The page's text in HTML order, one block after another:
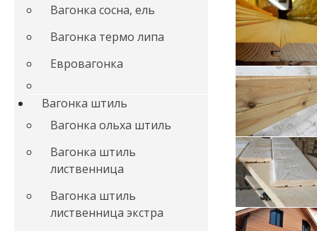
Вагонка сосна, ель
Вагонка термо липа
Евровагонка
Вагонка штиль
Вагонка ольха штиль
Вагонка штиль
лиственница
Вагонка штиль
лиственница экстра